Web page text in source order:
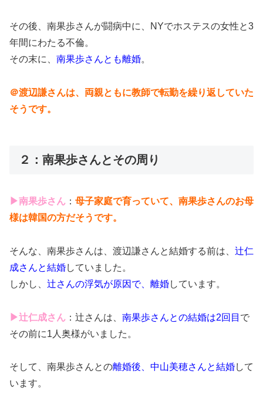
その後、南果歩さんが闘病中に、NYでホステスの女性と3
年間にわたる不倫。
その末に、 南果歩さんとも離婚。
＠渡辺謙さんは、両親ともに教師で転勤を繰り返していた
そうです。
２：南果歩さんとその周り
▶南果歩さん ： 母子家庭で育っていて、南果歩さんのお母
様は韓国の方だそうです。
そんな、南果歩さんは、渡辺謙さんと結婚する前は、 辻仁
成さんと結婚していました。
しかし、 辻さんの浮気が原因で、離婚しています。
▶辻仁成さん ：辻さんは、 南果歩さんとの結婚は2回目 で
その前に1人奥様がいました。
そして、南果歩さんとの離婚後、中山美穂さんと結婚して
います。